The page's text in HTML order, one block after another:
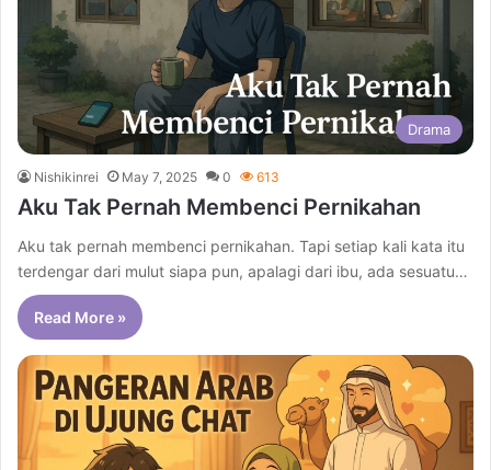
Drama
Nishikinrei May 7, 2025 0 613
Aku Tak Pernah Membenci Pernikahan
Aku tak pernah membenci pernikahan. Tapi setiap kali kata itu
terdengar dari mulut siapa pun, apalagi dari ibu, ada sesuatu…
Read More »